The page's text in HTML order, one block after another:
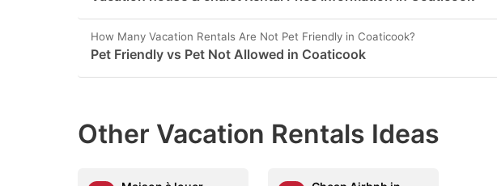
How Many Vacation Rentals Are Not Pet Friendly in Coaticook?
Pet Friendly vs Pet Not Allowed in Coaticook
Other Vacation Rentals Ideas